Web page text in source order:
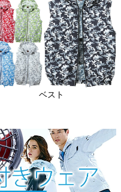
ベスト